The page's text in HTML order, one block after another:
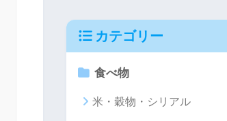
カテゴリー
食べ物
米・穀物・シリアル